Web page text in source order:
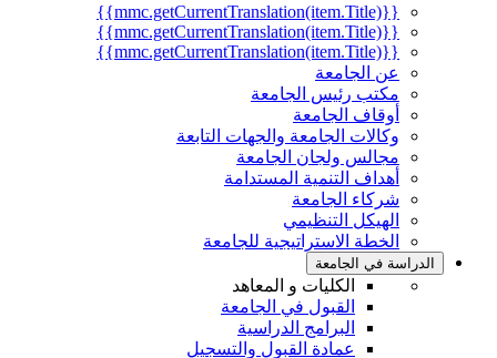
{{mmc.getCurrentTranslation(item.Title)}}
{{mmc.getCurrentTranslation(item.Title)}}
{{mmc.getCurrentTranslation(item.Title)}}
عن الجامعة
مكتب رئيس الجامعة
أوقاف الجامعة
وكالات الجامعة والجهات التابعة
مجالس ولجان الجامعة
أهداف التنمية المستدامة
شركاء الجامعة
الهيكل التنظيمي
الخطة الاستراتيجية للجامعة
الدراسة في الجامعة
الكليات و المعاهد
القبول في الجامعة
البرامج الدراسية
عمادة القبول والتسجيل